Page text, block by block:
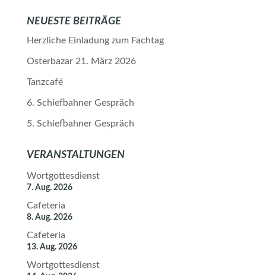
NEUESTE BEITRÄGE
Herzliche Einladung zum Fachtag
Osterbazar 21. März 2026
Tanzcafé
6. Schiefbahner Gespräch
5. Schiefbahner Gespräch
VERANSTALTUNGEN
Wortgottesdienst
7. Aug. 2026
Cafeteria
8. Aug. 2026
Cafeteria
13. Aug. 2026
Wortgottesdienst